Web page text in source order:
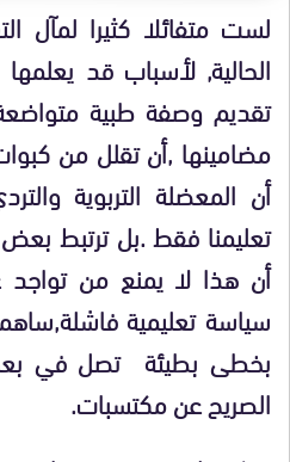
لست متفائلا كثيرا لمآل
الحالية, لأسباب قد
تقديم وصفة طبية
مضامينها ,أن تقلل من
أن المعضلة التربوية
تعليمنا فقط .بل ترتبط
أن هذا لا يمنع من
سياسة تعليمية
بخطى بطيئة تصل في بعض
الصريح عن مكتسبات.